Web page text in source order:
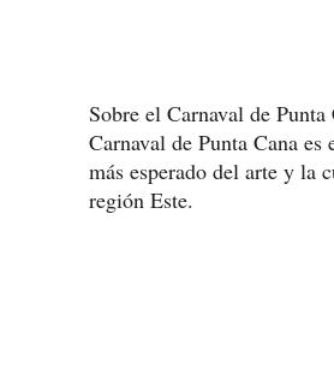
Sobre el Carnaval de Punta
Carnaval de Punta Cana es
más esperado del arte y la
región Este.